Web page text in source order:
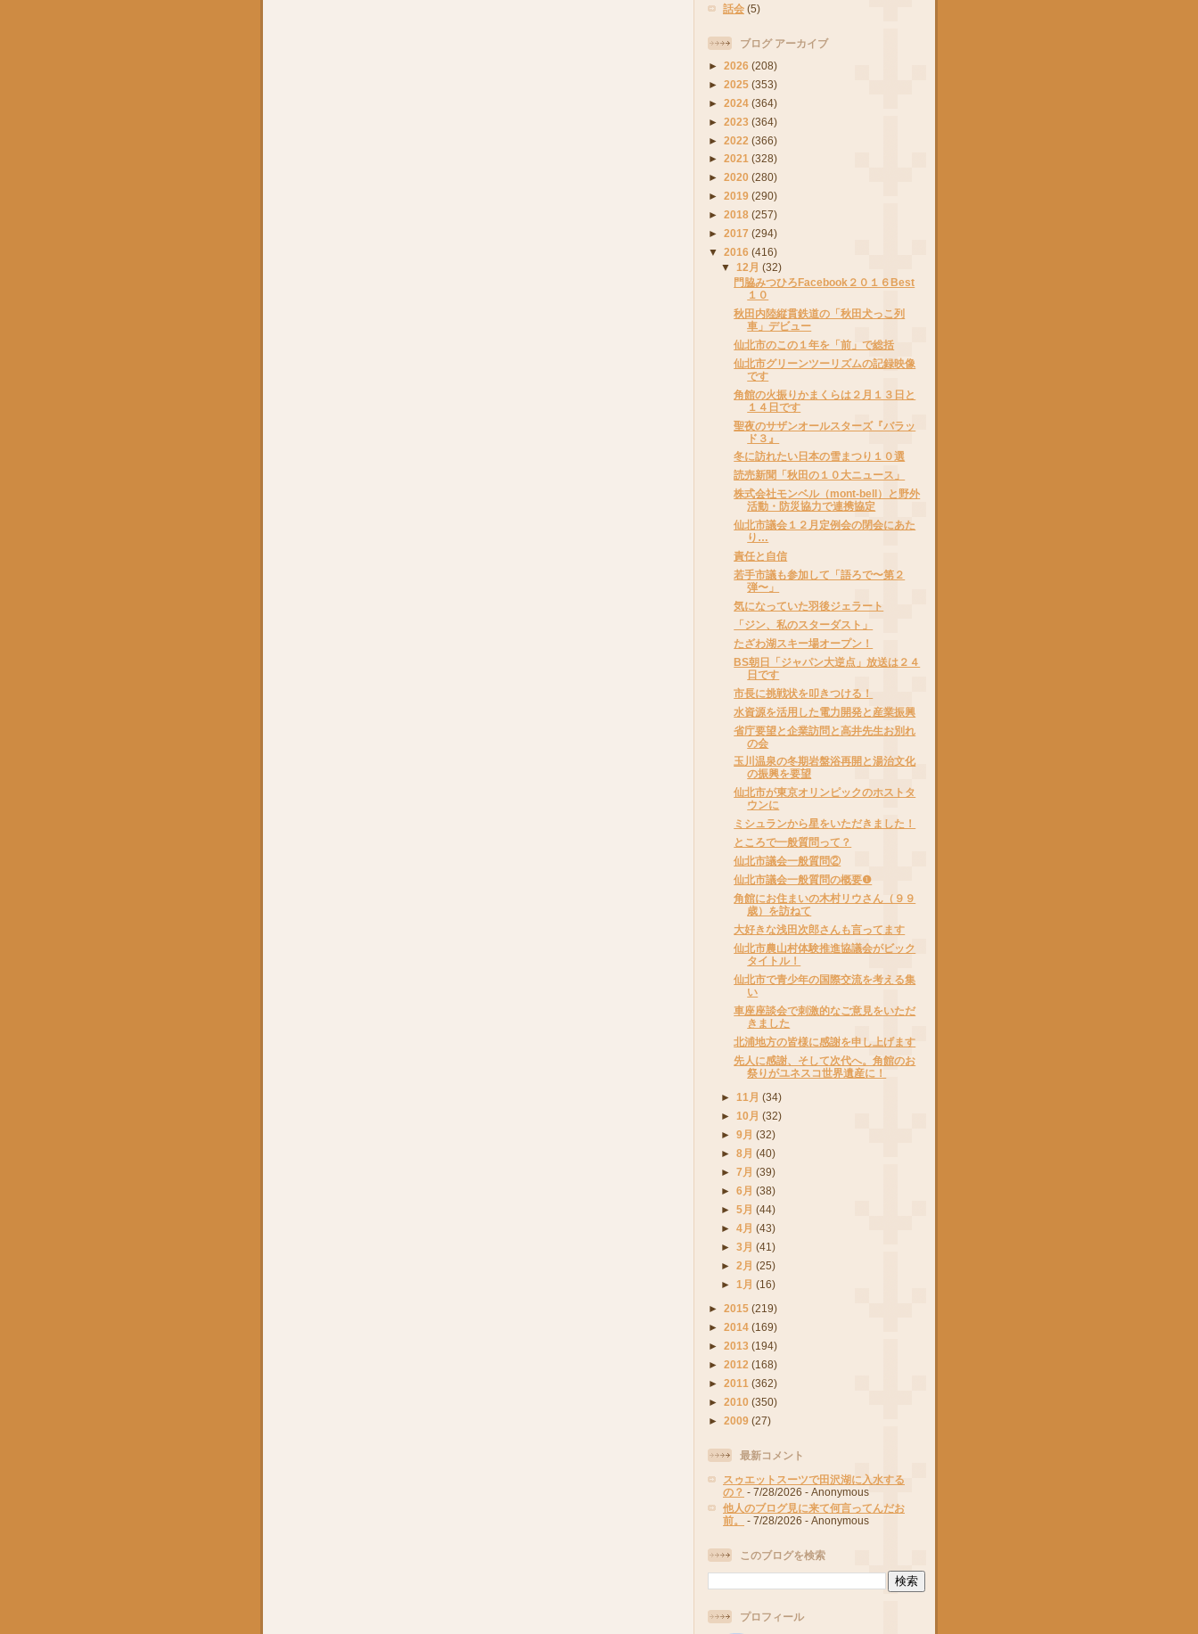
話会 (5)
ブログ アーカイブ
► 2026 (208)
► 2025 (353)
► 2024 (364)
► 2023 (364)
► 2022 (366)
► 2021 (328)
► 2020 (280)
► 2019 (290)
► 2018 (257)
► 2017 (294)
▼ 2016 (416)
▼ 12月(32)
門脇みつひろFacebook２０１６Best
１０
秋田内陸縦貫鉄道の「秋田犬っこ列
車」デビュー
仙北市のこの１年を「前」で総括
仙北市グリーンツーリズムの記録映像
です
角館の火振りかまくらは２月１３日と
１４日です
聖夜のサザンオールスターズ『バラッ
ド３』
冬に訪れたい日本の雪まつり１０選
読売新聞「秋田の１０大ニュース」
株式会社モンベル（mont-bell）と野外
活動・防災協力で連携協定
仙北市議会１２月定例会の閉会にあた
り…
責任と自信
若手市議も参加して「語ろで〜第２
弾〜」
気になっていた羽後ジェラート
「ジン、私のスターダスト」
たざわ湖スキー場オープン！
BS朝日「ジャパン大逆点」放送は２４
日です
市長に挑戦状を叩きつける！
水資源を活用した電力開発と産業振興
省庁要望と企業訪問と高井先生お別れ
の会
玉川温泉の冬期岩盤浴再開と湯治文化
の振興を要望
仙北市が東京オリンピックのホストタ
ウンに
ミシュランから星をいただきました！
ところで一般質問って？
仙北市議会一般質問②
仙北市議会一般質問の概要❶
角館にお住まいの木村リウさん（９９
歳）を訪ねて
大好きな浅田次郎さんも言ってます
仙北市農山村体験推進協議会がビック
タイトル！
仙北市で青少年の国際交流を考える集
い
車座座談会で刺激的なご意見をいただ
きました
北浦地方の皆様に感謝を申し上げます
先人に感謝、そして次代へ。角館のお
祭りがユネスコ世界遺産に！
► 11月(34)
► 10月(32)
►9月(32)
►8月(40)
►7月(39)
►6月(38)
►5月(44)
►4月(43)
►3月(41)
►2月(25)
► 1月(16)
► 2015 (219)
► 2014 (169)
► 2013 (194)
► 2012 (168)
► 2011 (362)
► 2010 (350)
► 2009 (27)
最新コメント
スゥエットスーツで田沢湖に入水する
の？ - 7/28/2026 - Anonymous
他人のブログ見に来て何言ってんだお
前。
- 7/28/2026 - Anonymous
このブログを検索
プロフィール